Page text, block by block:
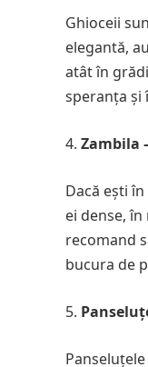
Ghioceii
elegantă,
atât în
speranța și
Zambila
Dacă ești
ei dense,
recomand
bucura de